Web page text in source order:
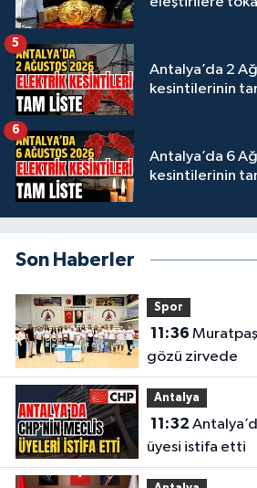
Antalya’da 2
kesintilerinin
5
Antalya’da 6
kesintilerinin
6
Son Haberler
Spor
11:36
gözü zirvede
Antalya
11:32
üyesi istifa etti